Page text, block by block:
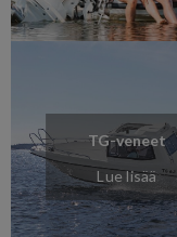
TG-veneet
Lue lisää